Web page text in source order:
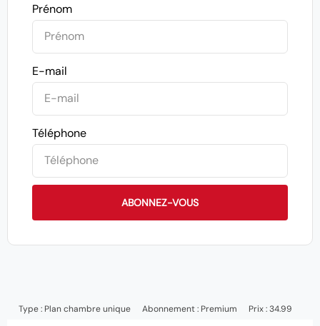
Prénom
E-mail
Téléphone
ABONNEZ-VOUS
Type : Plan chambre unique Abonnement : Premium Prix : 34.99